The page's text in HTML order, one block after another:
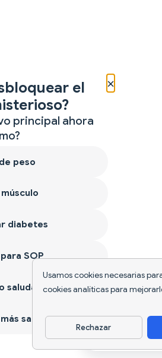
Usamos cookies necesarias
cookies analíticas para
Rechazar
Descargar
×
el
principal ahora
peso
diabetes
SOP
saludable
sano